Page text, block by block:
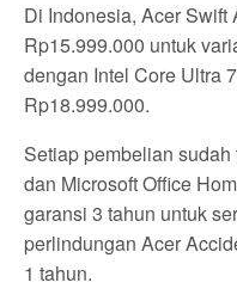
Di Indonesia, Acer Swift
Rp15.999.000 untuk
dengan Intel Core Ultra
Rp18.999.000.
Setiap pembelian
dan Microsoft Office
garansi 3 tahun untuk
perlindungan Acer
1 tahun.